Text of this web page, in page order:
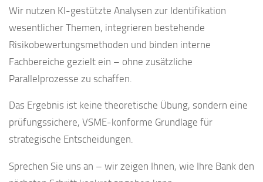
Wir nutzen KI-gestützte Analysen zur Identifikation
wesentlicher Themen, integrieren bestehende
Risikobewertungsmethoden und binden interne
Fachbereiche gezielt ein – ohne zusätzliche
Parallelprozesse zu schaffen.
Das Ergebnis ist keine theoretische Übung, sondern eine
prüfungssichere, VSME-konforme Grundlage für
strategische Entscheidungen.
Sprechen Sie uns an – wir zeigen Ihnen, wie Ihre Bank den